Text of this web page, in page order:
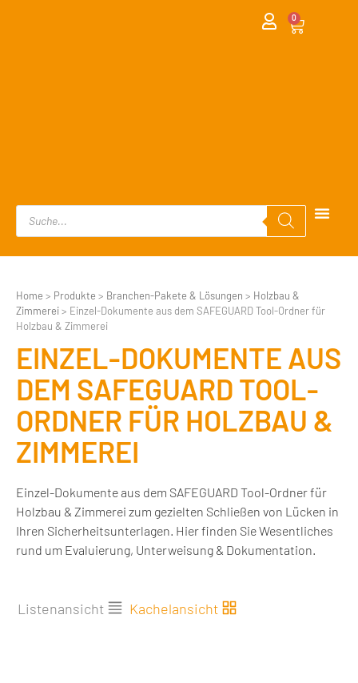
0
Home > Produkte > Branchen-Pakete & Lösungen > Holzbau &
Zimmerei> Einzel-Dokumente aus dem SAFEGUARD Tool-Ordner für
Holzbau & Zimmerei
EINZEL-DOKUMENTE AUS
DEM SAFEGUARD TOOL-
ORDNER FÜR HOLZBAU &
ZIMMEREI
Einzel-Dokumente aus dem SAFEGUARD Tool-Ordner für
Holzbau & Zimmerei zum gezielten Schließen von Lücken in
Ihren Sicherheitsunterlagen. Hier finden Sie Wesentliches
rund um Evaluierung, Unterweisung & Dokumentation.
Listenansicht Kachelansicht